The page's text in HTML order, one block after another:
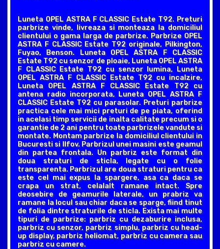
Luneta OPEL ASTRA F CLASSIC Estate T92. Preturi
parbrize vinde, livreaza si monteaza la domiciliul
clientului o gama larga de parbrize. Parbrize OPEL
ASTRA F CLASSIC Estate T92 originale, Pilkington,
Fuyao, Benson. Luneta OPEL ASTRA F CLASSIC
Estate T92 cu senzor de ploaie, Luneta OPEL ASTRA
F CLASSIC Estate T92 cu senzor lumina, Luneta
OPEL ASTRA F CLASSIC Estate T92 cu incalzire,
Luneta OPEL ASTRA F CLASSIC Estate T92 cu
antena radio incorporata, Luneta OPEL ASTRA F
CLASSIC Estate T92 cu parasolar. Preturi parbrize
practica cele mai mici preturi de pe piata, oferind
in acelasi timp servicii de inalta calitate precum si o
garantie de 2 ani pentru toate parbrizele vandute si
montate. Montam parbrize la domiciliul clientului in
Bucuresti si Ilfov. Parbrizul unei masini este geamul
din partea frontala. Un parbriz este format din
doua straturi de sticla, legate cu o folie
transparenta. Parbrizul are doua straturi pentru ca
este cel mai expus la spargere, asa ca daca se
crapa un strat, celalalt ramane intact. Spre
deosebire de geamurile laterale, un prabriz va
ramane la locul sau chiar daca se sparge, fiind tinut
de folia dintre straturile de sticla. Exista mai multe
tipuri de parbrize: parbriz cu dezaburire inclusa,
parbriz cu senzor, parbriz simplu, parbriz cu head-
up display, parbriz heliomat, parbriz cu camera sau
parbriz cu camere.